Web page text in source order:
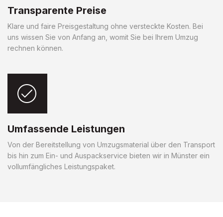
Transparente Preise
Klare und faire Preisgestaltung ohne versteckte Kosten. Bei
uns wissen Sie von Anfang an, womit Sie bei Ihrem Umzug
rechnen können.
Umfassende Leistungen
Von der Bereitstellung von Umzugsmaterial über den Transport
bis hin zum Ein- und Auspackservice bieten wir in Münster ein
vollumfängliches Leistungspaket.